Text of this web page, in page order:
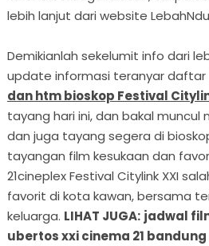
lebih lanjut dari website
Demikianlah sekelumit info dari
update informasi teranyar daftar
dan htm bioskop Festival
tayang hari ini, dan bakal muncul
dan juga tayang segera di
tayangan film kesukaan dan
21cineplex Festival Citylink XXI
favorit di kota kawan, bersama
keluarga. LIHAT JUGA: jadwal
ubertos xxi cinema 21